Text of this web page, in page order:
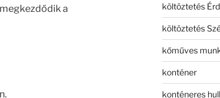
a
költöztetés Érd
költöztetés
kőműves
konténer
konténeres